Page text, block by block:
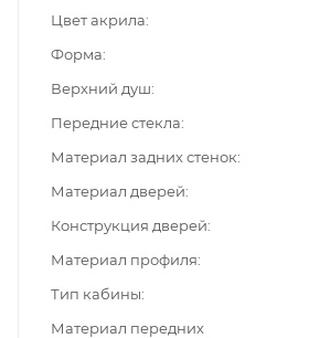
Цвет акрила
Форма
Верхний душ
Передние стекла
Материал задних стенок
Материал дверей
Конструкция дверей
Материал профиля
Тип кабины
Материал передних